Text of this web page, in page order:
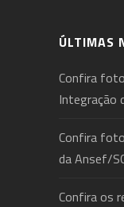
ÚLTIMAS
Confira
Integração
Confira
da Ansef/
Confira os